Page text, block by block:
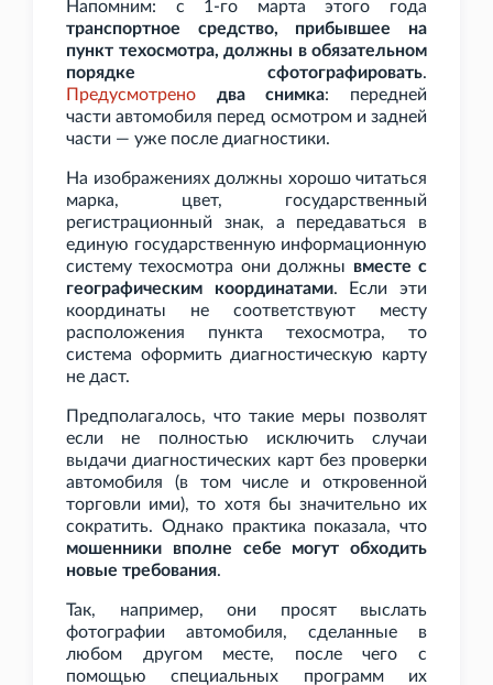
Напомним: с 1-го марта этого года
транспортное средство, прибывшее на
пункт техосмотра, должны в обязательном
порядке сфотографировать.
Предусмотрено
два снимка: передней
части автомобиля перед осмотром и задней
части — уже после диагностики.
На изображениях должны хорошо читаться
марка, цвет, государственный
регистрационный знак, а передаваться в
единую государственную информационную
систему техосмотра они должны вместе с
географическим координатами. Если эти
координаты не соответствуют месту
расположения пункта техосмотра, то
система оформить диагностическую карту
не даст.
Предполагалось, что такие меры позволят
если не полностью исключить случаи
выдачи диагностических карт без проверки
автомобиля (в том числе и откровенной
торговли ими), то хотя бы значительно их
сократить. Однако практика показала, что
мошенники вполне себе могут обходить
новые требования.
Так, например, они просят выслать
фотографии автомобиля, сделанные в
любом другом месте, после чего с
помощью специальных программ их